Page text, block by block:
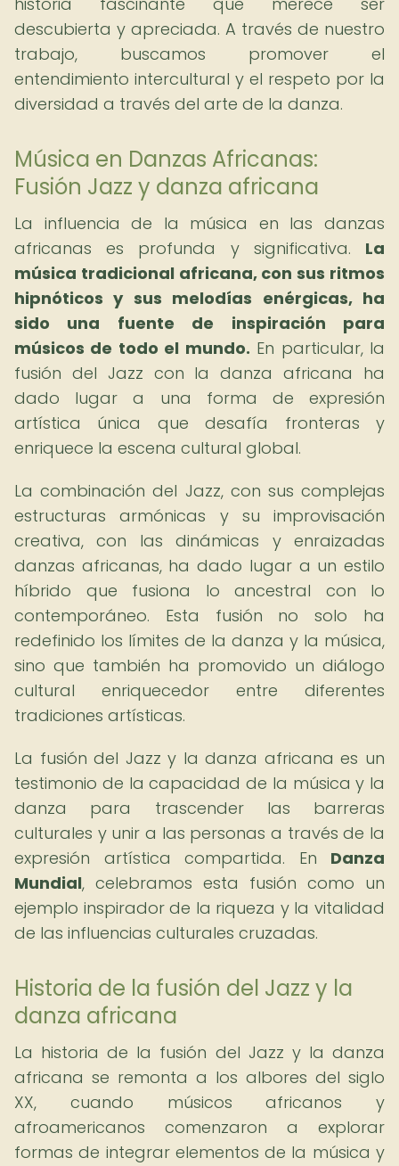
descubierta y apreciada. A través de nuestro
trabajo, buscamos promover el
entendimiento intercultural y el respeto por la
diversidad a través del arte de la danza.
Música en Danzas Africanas:
Fusión Jazz y danza africana
La influencia de la música en las danzas
africanas es profunda y significativa. La
música tradicional africana, con sus ritmos
hipnóticos y sus melodías enérgicas, ha
sido una fuente de inspiración para
músicos de todo el mundo. En particular, la
fusión del Jazz con la danza africana ha
dado lugar a una forma de expresión
artística única que desafía fronteras y
enriquece la escena cultural global.
La combinación del Jazz, con sus complejas
estructuras armónicas y su improvisación
creativa, con las dinámicas y enraizadas
danzas africanas, ha dado lugar a un estilo
híbrido que fusiona lo ancestral con lo
contemporáneo. Esta fusión no solo ha
redefinido los límites de la danza y la música,
sino que también ha promovido un diálogo
cultural enriquecedor entre diferentes
tradiciones artísticas.
La fusión del Jazz y la danza africana es un
testimonio de la capacidad de la música y la
danza para trascender las barreras
culturales y unir a las personas a través de la
expresión artística compartida. En Danza
Mundial, celebramos esta fusión como un
ejemplo inspirador de la riqueza y la vitalidad
de las influencias culturales cruzadas.
Historia de la fusión del Jazz y la
danza africana
La historia de la fusión del Jazz y la danza
africana se remonta a los albores del siglo
XX, cuando músicos africanos y
afroamericanos comenzaron a explorar
formas de integrar elementos de la música y